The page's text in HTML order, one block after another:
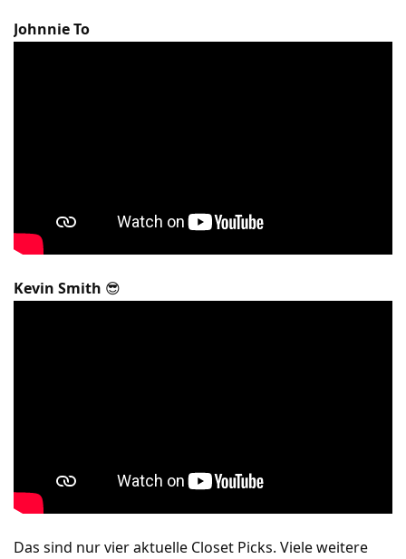
Johnnie To
Kevin Smith 😎
Das sind nur vier aktuelle Closet Picks. Viele weitere